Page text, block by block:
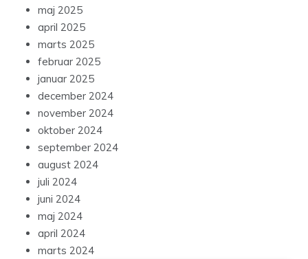
maj 2025
april 2025
marts 2025
februar 2025
januar 2025
december 2024
november 2024
oktober 2024
september 2024
august 2024
juli 2024
juni 2024
maj 2024
april 2024
marts 2024